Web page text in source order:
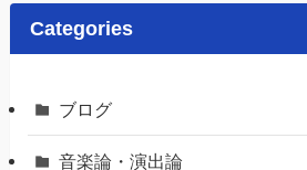
Categories
ブログ
音楽論・演出論